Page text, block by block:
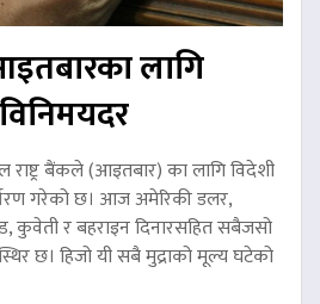
लागि
राष्ट्र बैंकले (आइतबार) का लागि विदेशी
गरेको छ। आज अमेरिकी डलर,
कुवेती र बहराइन दिनारसहित सबैजसो
छ। हिजो यी सबै मुद्राको मूल्य घटेको